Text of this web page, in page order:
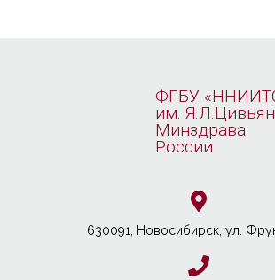
ФГБУ
им.
Минздрава
России
630091, Новосибирcк, ул.